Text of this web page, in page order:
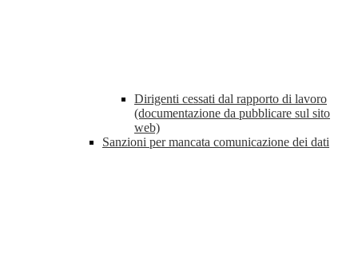
Dirigenti cessati dal rapporto di lavoro
(documentazione da pubblicare sul sito
web)
Sanzioni per mancata comunicazione dei dati